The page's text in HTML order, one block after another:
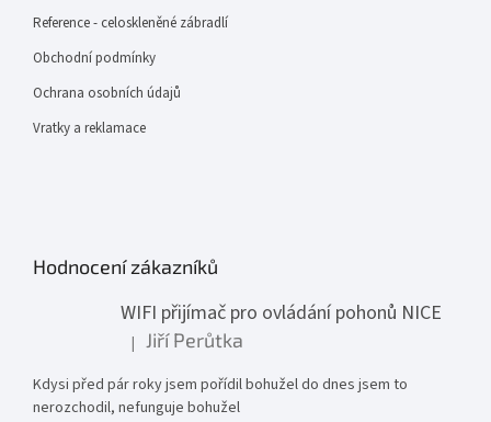
Reference - celoskleněné zábradlí
Obchodní podmínky
Ochrana osobních údajů
Vratky a reklamace
Hodnocení zákazníků
WIFI přijímač pro ovládání pohonů NICE
Hodnocení produktu je 1 z 5 hvězdiček.
| Jiří Perůtka
Kdysi před pár roky jsem pořídil bohužel do dnes jsem to
nerozchodil, nefunguje bohužel